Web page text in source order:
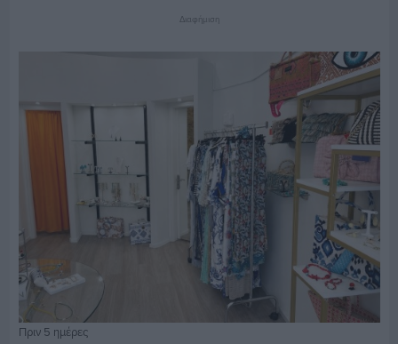
Διαφήμιση
Πριν 5 ημέρες